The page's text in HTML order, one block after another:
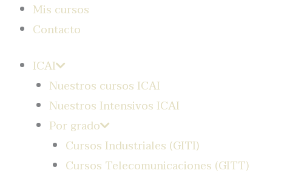
Mis cursos
Contacto
ICAI
Nuestros cursos ICAI
Nuestros Intensivos ICAI
Por grado
Cursos Industriales (GITI)
Cursos Telecomunicaciones (GITT)